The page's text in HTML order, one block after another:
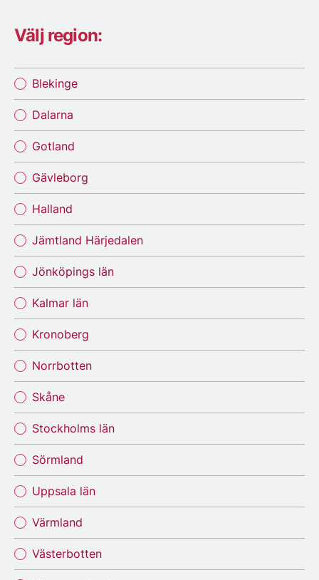
Välj region:
Blekinge
Dalarna
Gotland
Gävleborg
Halland
Jämtland Härjedalen
Jönköpings län
Kalmar län
Kronoberg
Norrbotten
Skåne
Stockholms län
Sörmland
Uppsala län
Värmland
Västerbotten